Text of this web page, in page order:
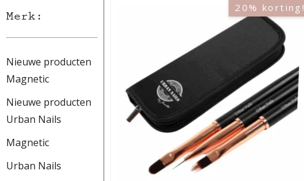
Merk:
Nieuwe producten
Magnetic
Nieuwe producten
Urban Nails
Magnetic
Urban Nails
20% korting!